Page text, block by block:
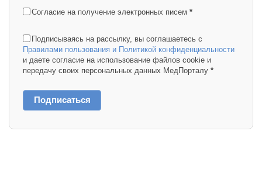
Согласие на получение электронных писем *
Подписываясь на рассылку, вы соглашаетесь с
Правилами пользования и Политикой конфиденциальности
и даете согласие на использование файлов cookie и
передачу своих персональных данных МедПорталу *
Подписаться